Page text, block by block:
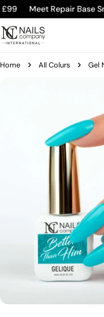
Skip
to
content
Meet Repair Base
Home All Colurs
media 0 in modal